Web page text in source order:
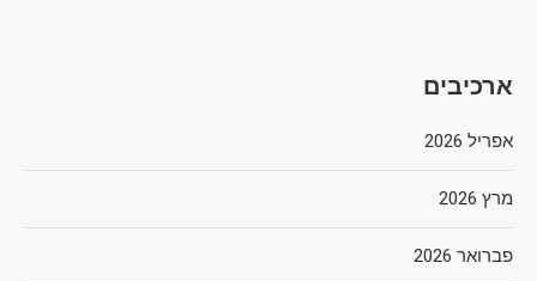
ארכיבים
אפריל 2026
מרץ 2026
פברואר 2026